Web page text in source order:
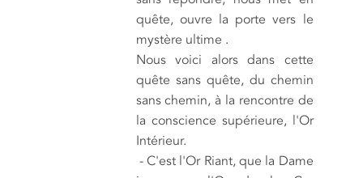
quête, ouvre la porte vers le
mystère ultime .
Nous voici alors dans cette
quête sans quête, du chemin
sans chemin, à la rencontre de
la conscience supérieure, l'Or
Intérieur.
- C'est l'Or Riant, que la Dame